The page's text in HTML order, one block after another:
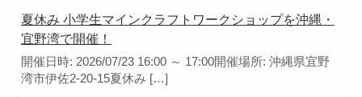
夏休み 小学生マインクラフトワークショップを沖縄・
宜野湾で開催！
開催日時: 2026/07/23 16:00 ～ 17:00開催場所: 沖縄県宜野
湾市伊佐2-20-15夏休み […]